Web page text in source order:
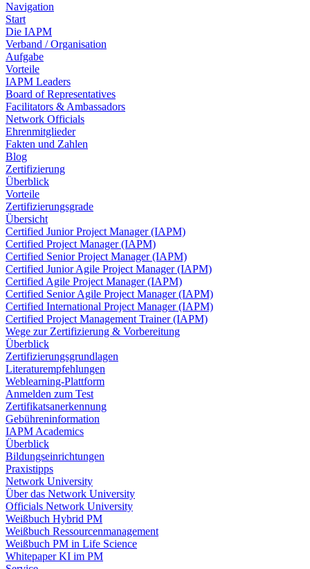
Navigation
Start
Die IAPM
Verband / Organisation
Aufgabe
Vorteile
IAPM Leaders
Board of Representatives
Facilitators & Ambassadors
Network Officials
Ehrenmitglieder
Fakten und Zahlen
Blog
Zertifizierung
Überblick
Vorteile
Zertifizierungsgrade
Übersicht
Certified Junior Project Manager (IAPM)
Certified Project Manager (IAPM)
Certified Senior Project Manager (IAPM)
Certified Junior Agile Project Manager (IAPM)
Certified Agile Project Manager (IAPM)
Certified Senior Agile Project Manager (IAPM)
Certified International Project Manager (IAPM)
Certified Project Management Trainer (IAPM)
Wege zur Zertifizierung & Vorbereitung
Überblick
Zertifizierungsgrundlagen
Literaturempfehlungen
Weblearning-Plattform
Anmelden zum Test
Zertifikatsanerkennung
Gebühreninformation
IAPM Academics
Überblick
Bildungseinrichtungen
Praxistipps
Network University
Über das Network University
Officials Network University
Weißbuch Hybrid PM
Weißbuch Ressourcenmanagement
Weißbuch PM in Life Science
Whitepaper KI im PM